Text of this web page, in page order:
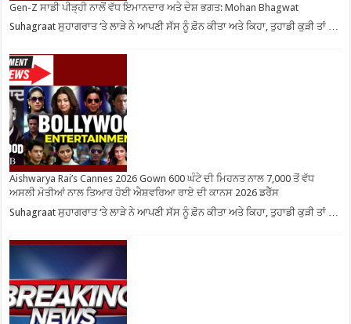
Gen-Z ਸਾਡੀ ਪੀੜ੍ਹੀ ਨਾਲੋਂ ਵੱਧ ਇਮਾਨਦਾਰ ਅਤੇ ਦੇਸ਼ ਭਗਤ: Mohan Bhagwat
Suhagraat ਸੁਹਾਗਰਾਤ ‘ਤੇ ਲਾੜੇ ਨੇ ਆਪਣੀ ਸੱਸ ਨੂੰ ਫ਼ੋਨ ਕੀਤਾ ਅਤੇ ਕਿਹਾ, ਤੁਹਾਡੀ ਕੁੜੀ ਤਾਂ …
Aishwarya Rai’s Cannes 2026 Gown 600 ਘੰਟੇ ਦੀ ਮਿਹਨਤ ਨਾਲ 7,000 ਤੋਂ ਵੱਧ
ਅਸਲੀ ਮੋਤੀਆਂ ਨਾਲ ਤਿਆਰ ਹੋਈ ਐਸ਼ਵਰਿਆ ਰਾਏ ਦੀ ਕਾਨਸ 2026 ਡਰੈੱਸ
Suhagraat ਸੁਹਾਗਰਾਤ ‘ਤੇ ਲਾੜੇ ਨੇ ਆਪਣੀ ਸੱਸ ਨੂੰ ਫ਼ੋਨ ਕੀਤਾ ਅਤੇ ਕਿਹਾ, ਤੁਹਾਡੀ ਕੁੜੀ ਤਾਂ …